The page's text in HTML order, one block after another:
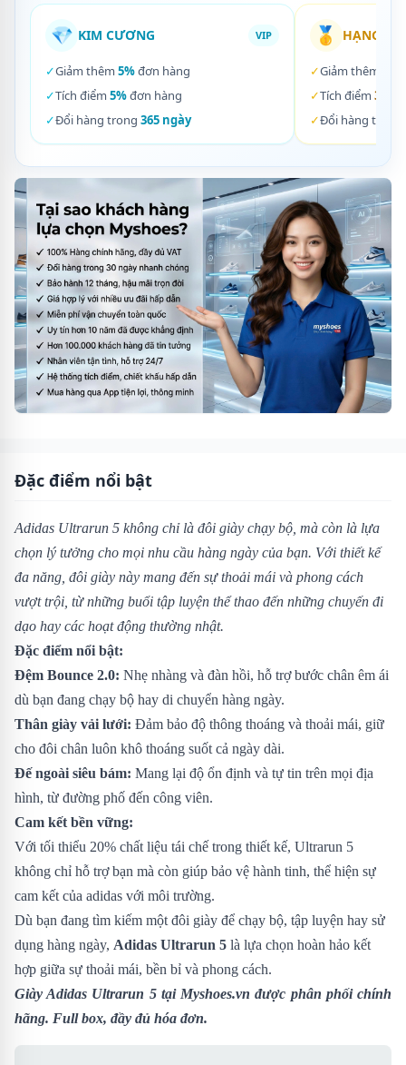
💎 KIM CƯƠNG VIP
✓Giảm thêm 5%đơn hàng
✓Tích điểm 5%đơn hàng
✓Đổi hàng trong 365 ngày
🥇 HẠNG
✓Giảm thêm
✓Tích điểm 3%
✓Đổi hàng trong
Đặc điểm nổi bật
Adidas Ultrarun 5 không chỉ là đôi giày chạy bộ, mà còn là lựa
chọn lý tưởng cho mọi nhu cầu hàng ngày của bạn. Với thiết kế
đa năng, đôi giày này mang đến sự thoải mái và phong cách
vượt trội, từ những buổi tập luyện thể thao đến những chuyến đi
dạo hay các hoạt động thường nhật.
Đặc điểm nổi bật:
Đệm Bounce 2.0: Nhẹ nhàng và đàn hồi, hỗ trợ bước chân êm ái
dù bạn đang chạy bộ hay di chuyển hàng ngày.
Thân giày vải lưới: Đảm bảo độ thông thoáng và thoải mái, giữ
cho đôi chân luôn khô thoáng suốt cả ngày dài.
Đế ngoài siêu bám: Mang lại độ ổn định và tự tin trên mọi địa
hình, từ đường phố đến công viên.
Cam kết bền vững:
Với tối thiểu 20% chất liệu tái chế trong thiết kế, Ultrarun 5
không chỉ hỗ trợ bạn mà còn giúp bảo vệ hành tinh, thể hiện sự
cam kết của adidas với môi trường.
Dù bạn đang tìm kiếm một đôi giày để chạy bộ, tập luyện hay sử
dụng hàng ngày, Adidas Ultrarun 5 là lựa chọn hoàn hảo kết
hợp giữa sự thoải mái, bền bỉ và phong cách.
Giày Adidas Ultrarun 5tại Myshoes.vn được phân phối chính
hãng. Full box, đầy đủ hóa đơn.